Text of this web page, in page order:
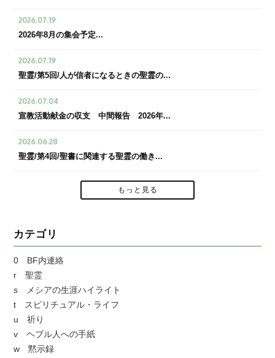
2026.07.19
2026年8月の集会予定...
2026.07.19
聖霊/第5回/人が信者になるときの聖霊の...
2026.07.04
宣教活動献金の収支 中間報告 2026年...
2026.06.28
聖霊/第4回/聖書に関連する聖霊の働き...
もっと見る
カテゴリ
0 BF内連絡
r 聖霊
s メシアの生涯ハイライト
t スピリチュアル・ライフ
u 祈り
v ヘブル人への手紙
w 黙示録